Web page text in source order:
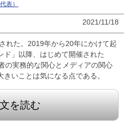
表）
2021/11/18
れた。2019年から20年にかけて起
ド」以降、はじめて開催された
の実務的な関心とメディアの関心
いことは気になる点である。
を読む